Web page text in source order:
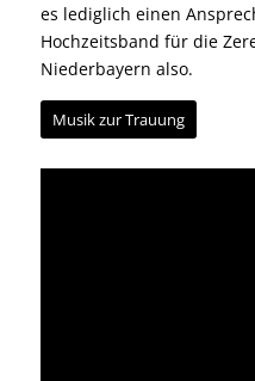
es lediglich einen
Hochzeitsband für die
Niederbayern also.
Musik zur Trauung